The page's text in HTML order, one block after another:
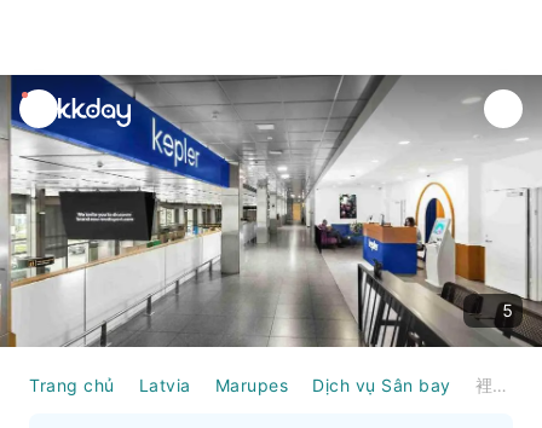
unread
notifications
5
Trang chủ Latvia Marupes Dịch vụ Sân bay 裡加國際機場(RIX) | Main Terminal | Kepler Club (Landside) | 貴賓室服務